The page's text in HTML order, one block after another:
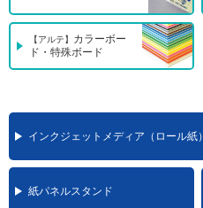
【アルテ】 カラーボー
ド・特殊ボード
インクジェットメディア（ロール紙）
紙パネルスタンド